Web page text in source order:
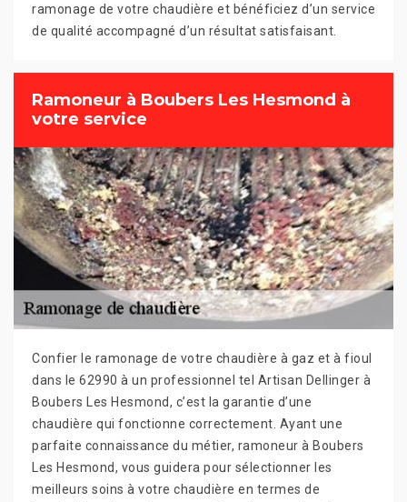
ramonage de votre chaudière et bénéficiez d’un service
de qualité accompagné d’un résultat satisfaisant.
Ramoneur à Boubers Les Hesmond à
votre service
Confier le ramonage de votre chaudière à gaz et à fioul
dans le 62990 à un professionnel tel Artisan Dellinger à
Boubers Les Hesmond, c’est la garantie d’une
chaudière qui fonctionne correctement. Ayant une
parfaite connaissance du métier, ramoneur à Boubers
Les Hesmond, vous guidera pour sélectionner les
meilleurs soins à votre chaudière en termes de